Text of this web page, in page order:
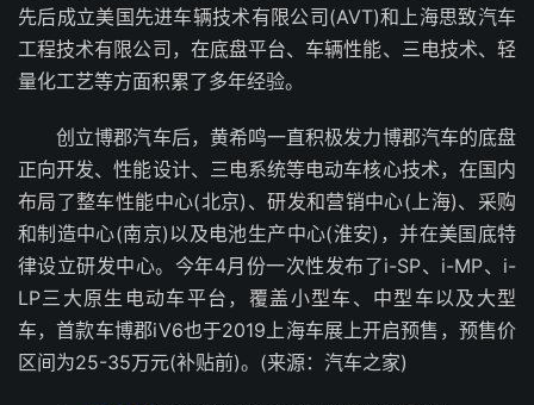
先后成立美国先进车辆技术有限公司(AVT)和上海思致汽车
工程技术有限公司，在底盘平台、车辆性能、三电技术、轻
量化工艺等方面积累了多年经验。
创立博郡汽车后，黄希鸣一直积极发力博郡汽车的底盘
正向开发、性能设计、三电系统等电动车核心技术，在国内
布局了整车性能中心(北京)、研发和营销中心(上海)、采购
和制造中心(南京)以及电池生产中心(淮安)，并在美国底特
律设立研发中心。今年4月份一次性发布了i-SP、i-MP、i-
LP三大原生电动车平台，覆盖小型车、中型车以及大型
车，首款车博郡iV6也于2019上海车展上开启预售，预售价
区间为25-35万元(补贴前)。(来源：汽车之家)